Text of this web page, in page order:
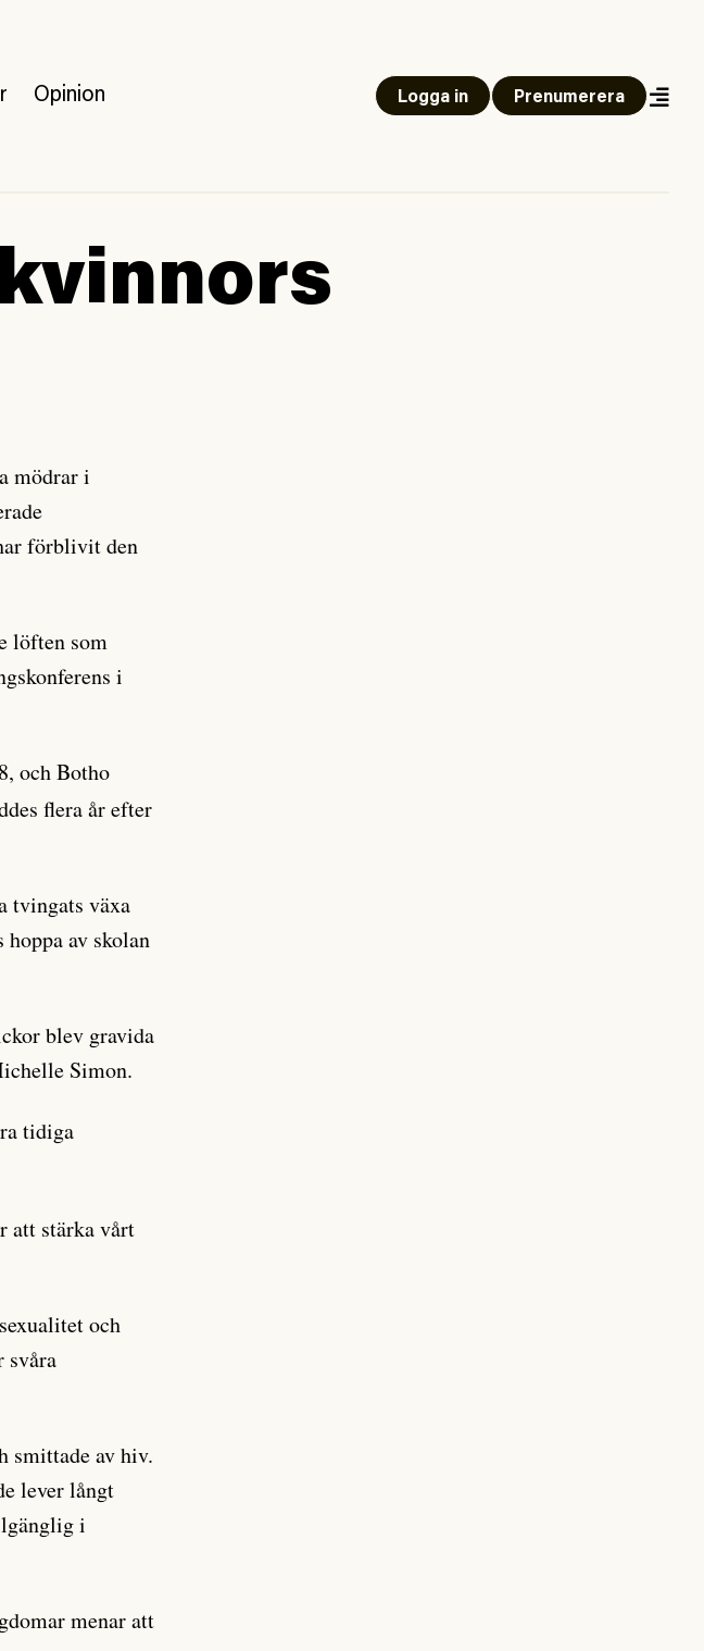
Opinion Logga in Prenumerera
mödrar i
förblivit den
löften som
i
och Botho
flera år efter
tvingats växa
av skolan
blev gravida
Simon.
tidiga
att stärka vårt
och
svåra
smittade av hiv.
lever långt
i
menar att